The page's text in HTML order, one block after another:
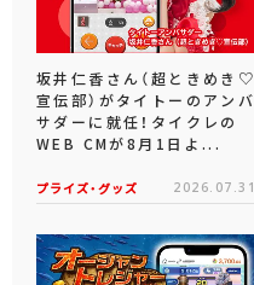
坂井仁香さん（超ときめき♡
宣伝部）がタイトーのアンバ
サダーに就任！タイクレの
WEB CMが8月1日よ...
プライズ・グッズ 2026.07.31